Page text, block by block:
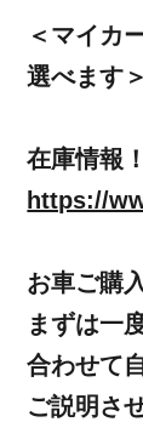
＜マイカ
選べます＞
在庫情報！
https://
お車ご購
まずは一
合わせて
ご説明さ